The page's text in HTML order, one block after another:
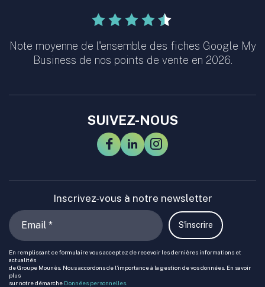
Note moyenne de l'ensemble des fiches Google My
Business de nos points de vente en 2026.
SUIVEZ-NOUS
Inscrivez-vous à notre newsletter
S'inscrire
En remplissant ce formulaire vous acceptez de recevoir les dernières informations et
actualités
de Groupe Mounès. Nous accordons de l'importance à la gestion de vos données. En savoir
plus
sur notre démarche Données personnelles.